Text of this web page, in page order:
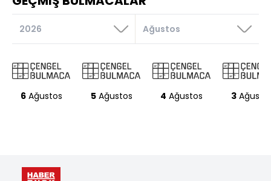
Kalıcı
ve
kuru bir
Araç
Kalender ve
simgesi
su
kabı
mikrop
6Ağustos 5Ağustos 4 Ağustos 3